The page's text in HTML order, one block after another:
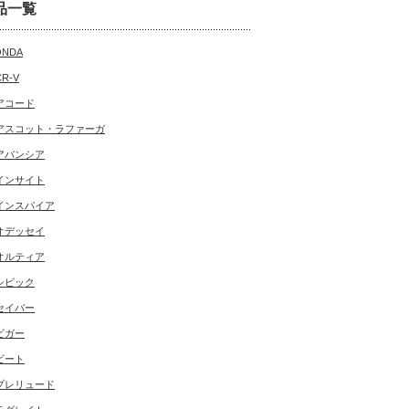
一覧
V
コード
スコット・ラファーガ
バンシア
ンサイト
ンスパイア
デッセイ
ルティア
ビック
イバー
ガー
ート
レリュード